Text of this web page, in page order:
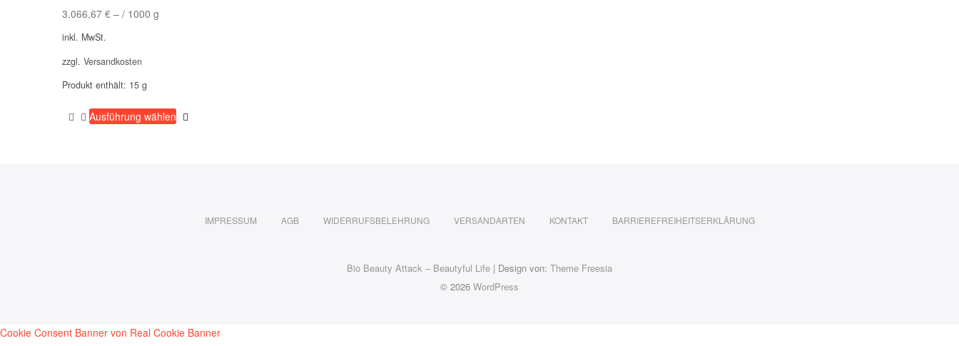
3.066,67 € – / 1000 g
inkl. MwSt.
zzgl. Versandkosten
Produkt enthält: 15 g
Ausführung wählen
Optionen
IMPRESSUM AGB WIDERRUFSBELEHRUNG VERSANDARTEN KONTAKT BARRIEREFREIHEITSERKLÄRUNG
Bio Beauty Attack – Beautyful Life | Design von: Theme Freesia
© 2026 WordPress
Cookie Consent Banner von Real Cookie Banner